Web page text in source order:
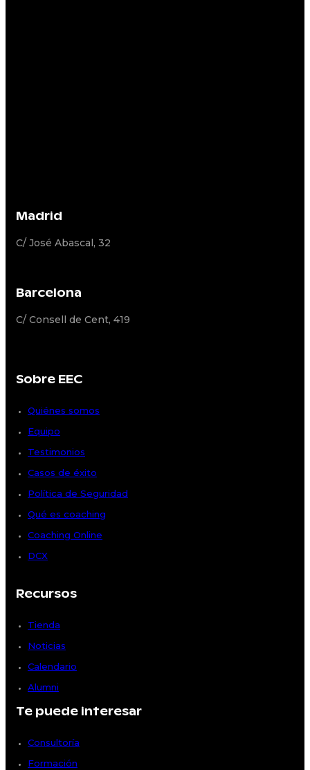
Madrid
C/ José Abascal, 32
Barcelona
C/ Consell de Cent, 419
Sobre EEC
Quiénes somos
Equipo
Testimonios
Casos de éxito
Política de Seguridad
Qué es coaching
Coaching Online
DCX
Recursos
Tienda
Noticias
Calendario
Alumni
Te puede interesar
Consultoría
Formación